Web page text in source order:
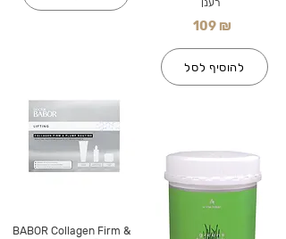
BABOR Collagen Firm &
רענן
109 ₪
להוסיף לסל